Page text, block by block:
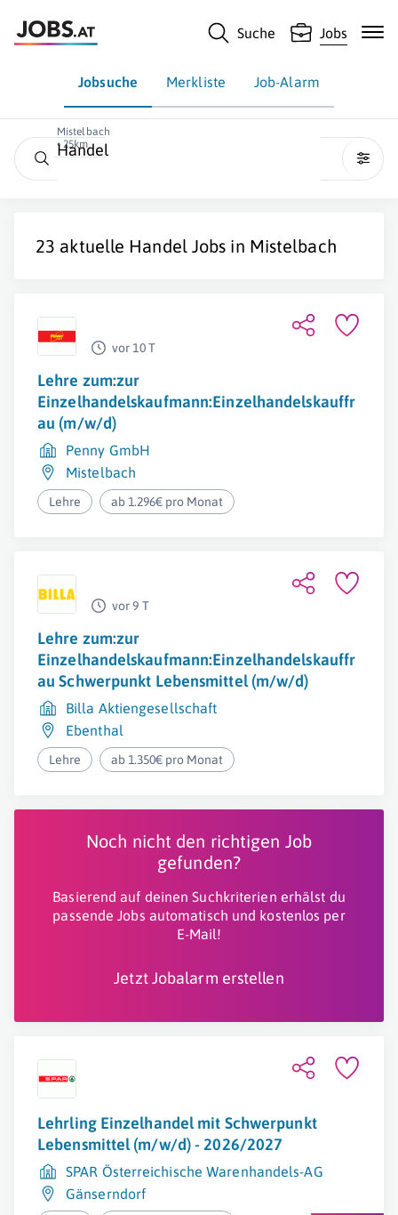
Suche Jobs
Jobsuche Merkliste Job-Alarm
Mistelbach
• 25km
Handel
23 aktuelle HandelJobs in Mistelbach
vor 10 T
Lehre zum:zur
Einzelhandelskaufmann:Einzelhandelskauffr
au (m/w/d)
Penny GmbH
Mistelbach
Lehre ab 1.296€ pro Monat
vor 9 T
Lehre zum:zur
Einzelhandelskaufmann:Einzelhandelskauffr
au Schwerpunkt Lebensmittel (m/w/d)
Billa Aktiengesellschaft
Ebenthal
Lehre ab 1.350€ pro Monat
Noch nicht den richtigen Job
gefunden?
Basierend auf deinen Suchkriterien erhälst du
passende Jobs automatisch und kostenlos per
E-Mail!
Jetzt Jobalarm erstellen
Lehrling Einzelhandel mit Schwerpunkt
Lebensmittel (m/w/d) - 2026/2027
SPAR Österreichische Warenhandels-AG
Gänserndorf